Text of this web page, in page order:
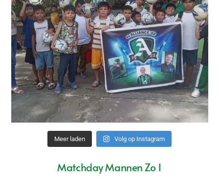
Meer laden Volg op Instagram
Matchday Mannen Zo 1